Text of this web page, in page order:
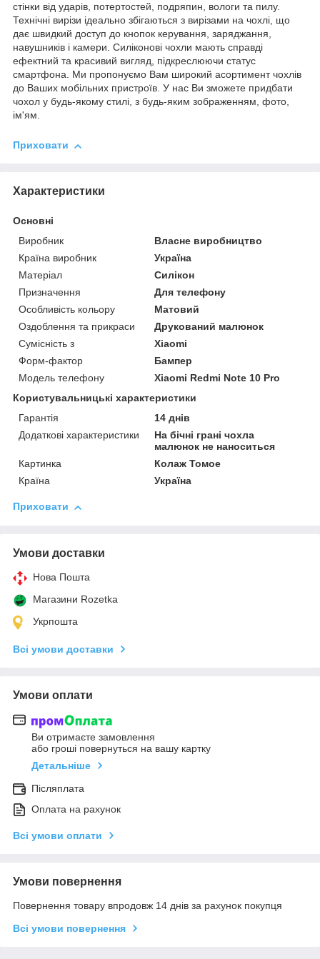
стінки від ударів, потертостей, подряпин, вологи та пилу.
Технічні вирізи ідеально збігаються з вирізами на чохлі, що
дає швидкий доступ до кнопок керування, заряджання,
навушників і камери. Силіконові чохли мають справді
ефектний та красивий вигляд, підкреслюючи статус
смартфона. Ми пропонуємо Вам широкий асортимент чохлів
до Ваших мобільних пристроїв. У нас Ви зможете придбати
чохол у будь-якому стилі, з будь-яким зображенням, фото,
ім'ям.
Приховати
Характеристики
Основні
Виробник
Власне виробництво
Країна виробник
Україна
Матеріал
Силікон
Призначення
Для телефону
Особливість кольору
Матовий
Оздоблення та прикраси
Друкований малюнок
Сумісність з
Xiaomi
Форм-фактор
Бампер
Модель телефону
Xiaomi Redmi Note 10 Pro
Користувальницькі характеристики
Гарантія
14 днів
Додаткові характеристики
На бічні грані чохла
малюнок не наноситься
Картинка
Колаж Томое
Країна
Україна
Приховати
Умови доставки
Нова Пошта
Магазини Rozetka
Укрпошта
Всі умови доставки
Умови оплати
Ви отримаєте замовлення
або гроші повернуться на вашу картку
Детальніше
Післяплата
Оплата на рахунок
Всі умови оплати
Умови повернення
Повернення товару впродовж 14 днів за рахунок покупця
Всі умови повернення